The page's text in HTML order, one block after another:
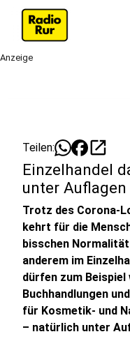
Anzeige
Teilen: open_in_new
Einzelhandel
unter Auflagen
Trotz des Corona-
kehrt für die
bisschen
anderem im
dürfen zum
Buchhandlungen
für Kosmetik- und
– natürlich unter